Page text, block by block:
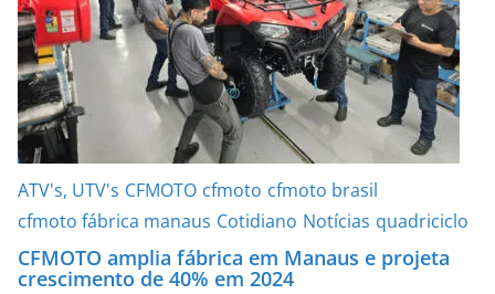
ATV's, UTV's CFMOTO cfmoto cfmoto brasil
cfmoto fábrica manaus Cotidiano Notícias quadriciclo
CFMOTO amplia fábrica em Manaus e projeta
crescimento de 40% em 2024